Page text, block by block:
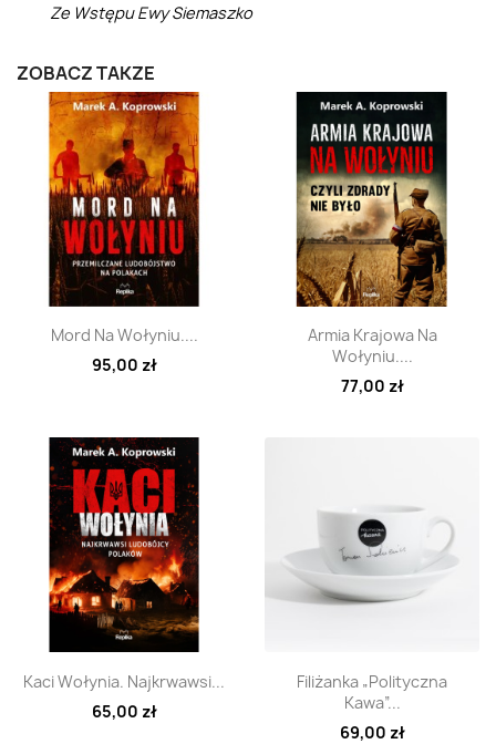
Ze Wstępu Ewy Siemaszko
ZOBACZ TAKŻE
Szybki podgląd
Mord Na Wołyniu....
95,00 zł
Szybki podgląd
Armia Krajowa Na
Wołyniu....
77,00 zł
Szybki podgląd
Kaci Wołynia. Najkrwawsi...
65,00 zł
Szybki podgląd
Filiżanka „Polityczna
Kawa”...
69,00 zł